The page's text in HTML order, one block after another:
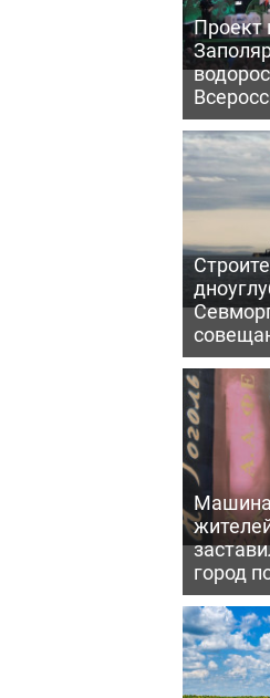
Проект
Машина
город